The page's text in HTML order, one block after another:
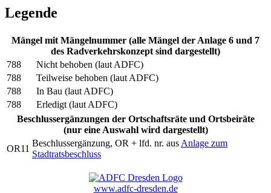
Legende
Mängel mit Mängelnummer (alle Mängel der Anlage 6 und 7
des Radverkehrskonzept sind dargestellt)
788
Nicht behoben (laut ADFC)
788
Teilweise behoben (laut ADFC)
788
In Bau (laut ADFC)
788
Erledigt (laut ADFC)
Beschlussergänzungen der Ortschaftsräte und Ortsbeiräte
(nur eine Auswahl wird dargestellt)
OR11
Beschlussergänzung, OR + lfd. nr. aus Anlage zum
Stadtratsbeschluss
www.adfc-dresden.de